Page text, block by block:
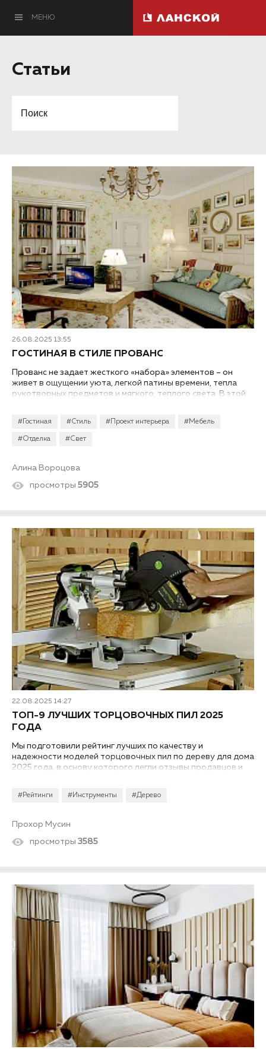
МЕНЮ
Статьи
26.08.2025 13:55
#Гостиная #Стиль #Проект интерьера #Мебель
#Отделка #Свет
ГОСТИНАЯ В СТИЛЕ ПРОВАНС
Прованс не задает жесткого «набора» элементов – он
живет в ощущении уюта, легкой патины времени, тепла
рукотворных предметов и мягкого, теплого света. В этой
стиле прованс в квартире или частном доме...
Алина Вороцова
просмотры 5905
22.08.2025 14:27
#Рейтинги #Инструменты #Дерево
ТОП-9 ЛУЧШИХ ТОРЦОВОЧНЫХ ПИЛ 2025
ГОДА
Мы подготовили рейтинг лучших по качеству и
надежности моделей торцовочных пил по дереву для дома
2025 года, в основу которого легли отзывы продавцов и
Прохор Мусин
просмотры 3585